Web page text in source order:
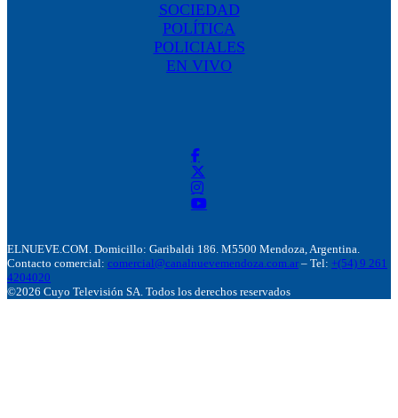
SOCIEDAD
POLÍTICA
POLICIALES
EN VIVO
ELNUEVE.COM. Domicillo: Garibaldi 186. M5500 Mendoza, Argentina.
Contacto comercial: comercial@canalnuevemendoza.com.ar – Tel: +(54) 9 261
4204020
©2026 Cuyo Televisión SA. Todos los derechos reservados